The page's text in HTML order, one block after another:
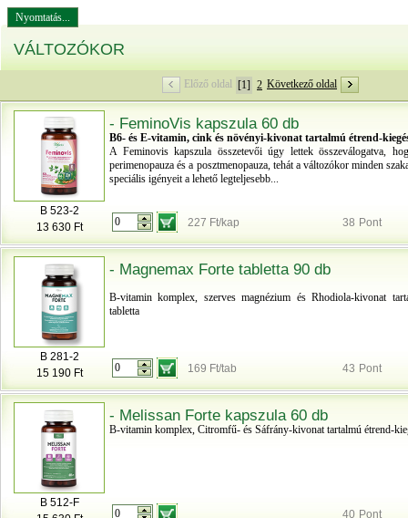
Nyomtatás...
VÁLTOZÓKOR
Előző oldal [1] 2 Következő oldal
B 523-2
13 630 Ft
- FeminoVis kapszula 60 db
B6- és E-vitamin, cink és növényi-kivonat tartalmú étrend-
A Feminovis kapszula összetevői úgy lettek összeválogatva,
perimenopauza és a posztmenopauza, tehát a változókor minden
speciális igényeit a lehető legteljesebb...
227 Ft/kap 38 Pont
B 281-2
15 190 Ft
- Magnemax Forte tabletta 90 db
B-vitamin komplex, szerves magnézium és Rhodiola-kivonat
tabletta
169 Ft/tab 43 Pont
B 512-F
- Melissan Forte kapszula 60 db
B-vitamin komplex, Citromfű- és Sáfrány-kivonat tartalmú étrend-
40 Pont